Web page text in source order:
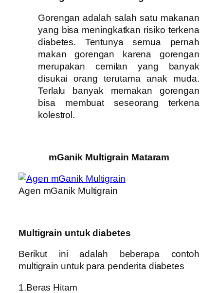
Gorengan adalah salah satu makanan
yang bisa meningkatkan risiko terkena
diabetes. Tentunya semua pernah
makan gorengan karena gorengan
merupakan cemilan yang banyak
disukai orang terutama anak muda.
Terlalu banyak memakan gorengan
bisa membuat seseorang terkena
kolestrol.
mGanik Multigrain Mataram
Agen mGanik Multigrain
Multigrain untuk diabetes
Berikut ini adalah beberapa contoh
multigrain untuk para penderita diabetes
1.Beras Hitam